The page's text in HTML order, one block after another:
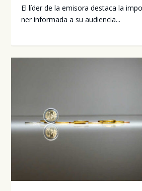
El líder de la emi­so­ra des­ta­ca la
ner infor­ma­da a su audien­cia...